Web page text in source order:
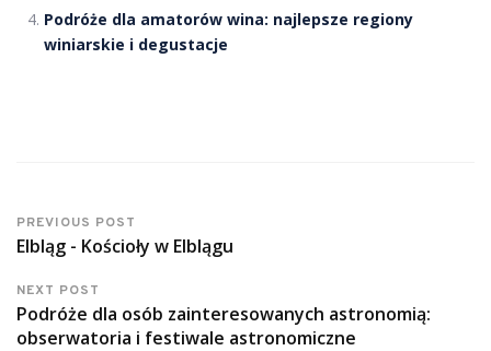
Podróże dla amatorów wina: najlepsze regiony
winiarskie i degustacje
PREVIOUS POST
Elbląg - Kościoły w Elblągu
NEXT POST
Podróże dla osób zainteresowanych astronomią:
obserwatoria i festiwale astronomiczne